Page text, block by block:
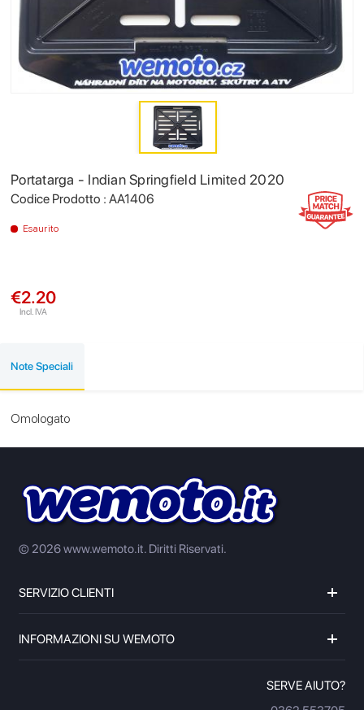
Portatarga - Indian Springfield Limited 2020
Codice Prodotto : AA1406
Esaurito
€2.20
Incl. IVA
Note Speciali
Omologato
© 2026 www.wemoto.it. Diritti Riservati.
SERVIZIO CLIENTI
INFORMAZIONI SU WEMOTO
SERVE AIUTO?